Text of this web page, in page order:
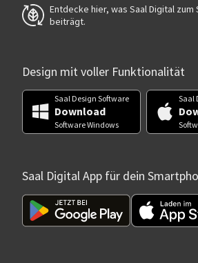
Entdecke hier, was Saal Digital
beiträgt.
Design mit voller Funktionalität
Saal Design Software
Download
Software Windows
Saal
Saal Digital App für dein